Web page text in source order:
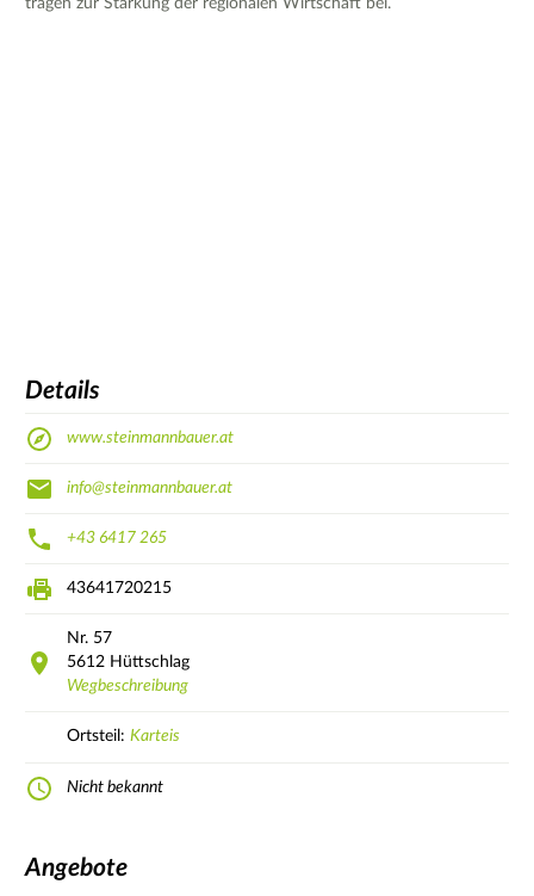
tragen zur Stärkung der regionalen Wirtschaft bei.
Details
www.steinmannbauer.at
info@steinmannbauer.at
+43 6417 265
43641720215
Nr. 57
5612 Hüttschlag
Wegbeschreibung
Ortsteil: Karteis
Nicht bekannt
Angebote